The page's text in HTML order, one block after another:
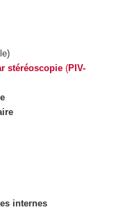
stéréoscopie (PIV-
internes